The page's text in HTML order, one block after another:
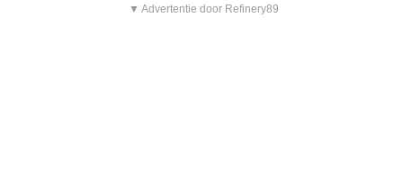
▼ Advertentie door Refinery89